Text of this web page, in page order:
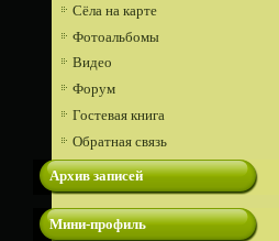
Сёла на карте
Фотоальбомы
Видео
Форум
Гостевая книга
Обратная связь
Архив записей
Мини-профиль